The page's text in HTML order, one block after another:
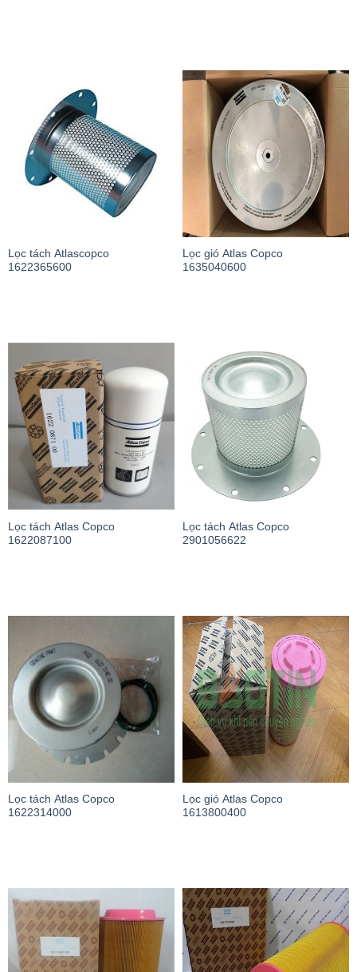
Lọc tách Atlascopco
1622365600
Lọc gió Atlas Copco
1635040600
Lọc tách Atlas Copco
1622087100
Lọc tách Atlas Copco
2901056622
Lọc tách Atlas Copco
1622314000
Lọc gió Atlas Copco
1613800400